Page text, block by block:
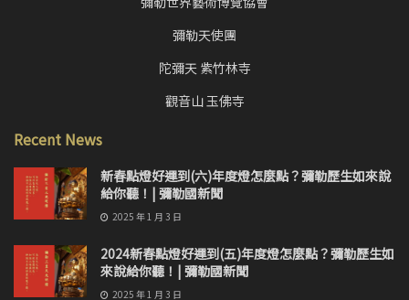
彌勒天使團
陀彌天 紫竹林寺
觀音山 玉佛寺
Recent News
新春點燈好運到(六)年度燈怎麼點？彌勒歷生如來說
給你聽！| 彌勒國新聞
2025 年 1 月 3 日
2024新春點燈好運到(五)年度燈怎麼點？彌勒歷生如
來說給你聽！| 彌勒國新聞
2025 年 1 月 3 日